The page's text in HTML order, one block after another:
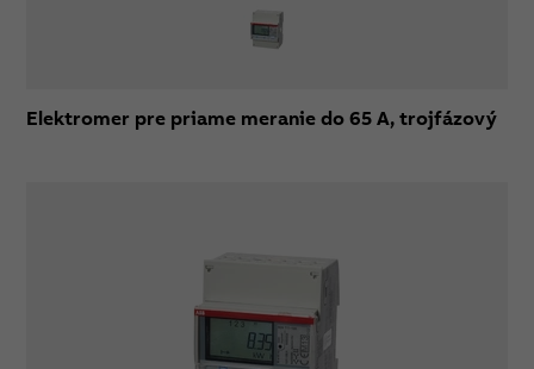
Elektromer pre priame meranie do 65 A, trojfázový